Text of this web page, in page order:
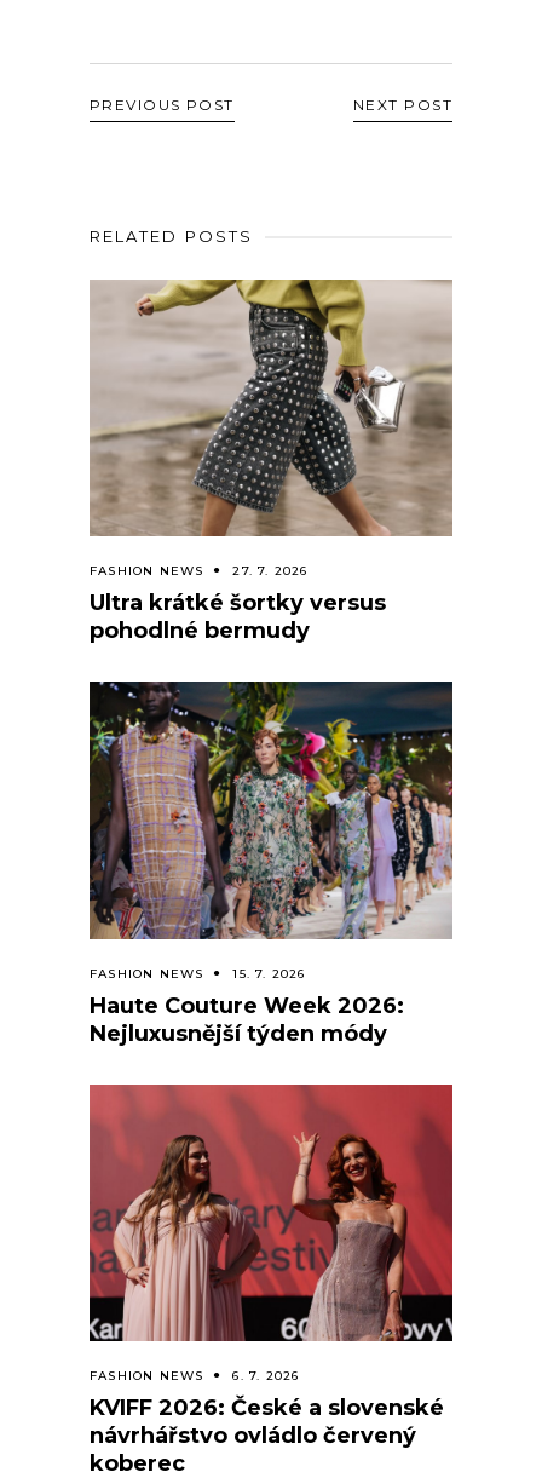
PREVIOUS POST NEXT POST
RELATED POSTS
FASHION NEWS 27. 7. 2026
Ultra krátké šortky versus
pohodlné bermudy
FASHION NEWS 15. 7. 2026
Haute Couture Week 2026:
Nejluxusnější týden módy
FASHION NEWS 6. 7. 2026
KVIFF 2026: České a slovenské
návrhářstvo ovládlo červený
koberec